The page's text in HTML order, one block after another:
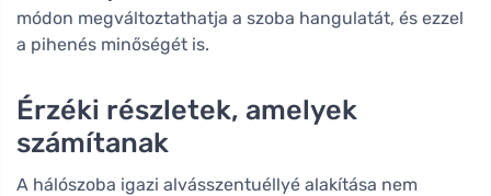
módon megváltoztathatja a szoba hangulatát, és ezzel
a pihenés minőségét is.
Érzéki részletek, amelyek
számítanak
A hálószoba igazi alvásszentuéllyé alakítása nem